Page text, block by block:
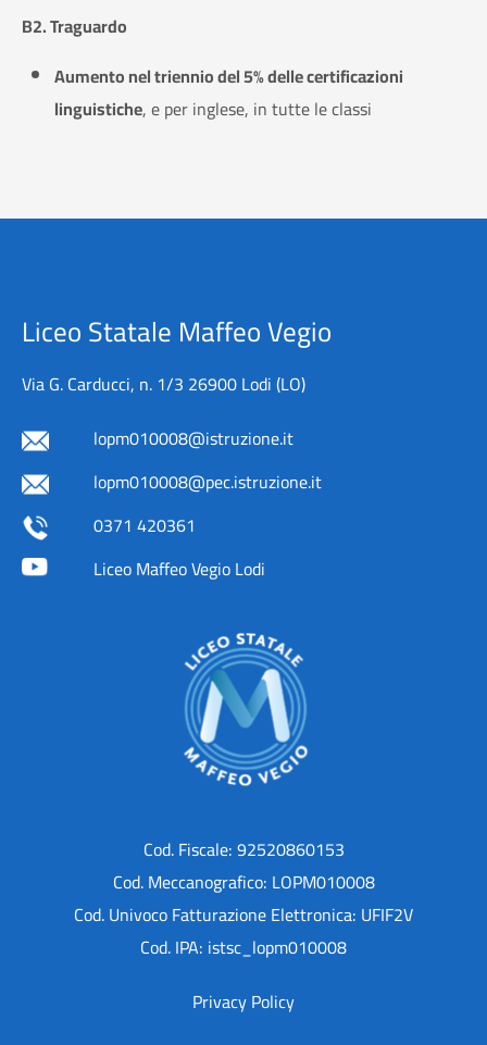
B2. Traguardo
Aumento nel triennio del 5% delle certificazioni
linguistiche, e per inglese, in tutte le classi
Liceo Statale Maffeo Vegio
Via G. Carducci, n. 1/3 26900 Lodi (LO)
lopm010008@istruzione.it
lopm010008@pec.istruzione.it
0371 420361
Liceo Maffeo Vegio Lodi
Cod. Fiscale: 92520860153
Cod. Meccanografico: LOPM010008
Cod. Univoco Fatturazione Elettronica: UFIF2V
Cod. IPA: istsc_lopm010008
Privacy Policy